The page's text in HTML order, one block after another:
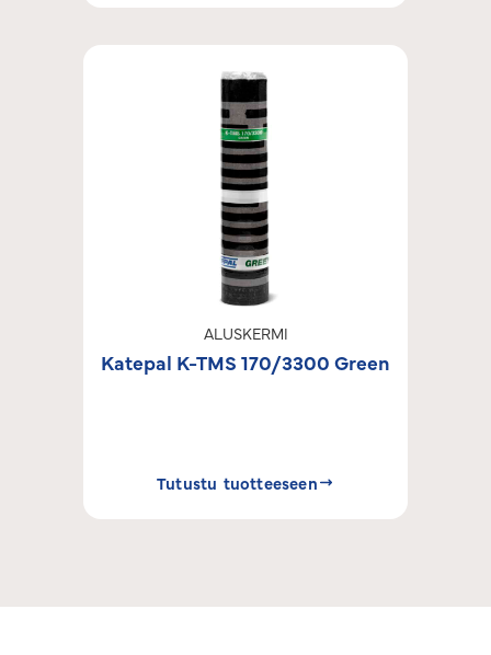
ALUSKERMI
Katepal K-TMS 170/3300 Green
Tutustu tuotteeseen